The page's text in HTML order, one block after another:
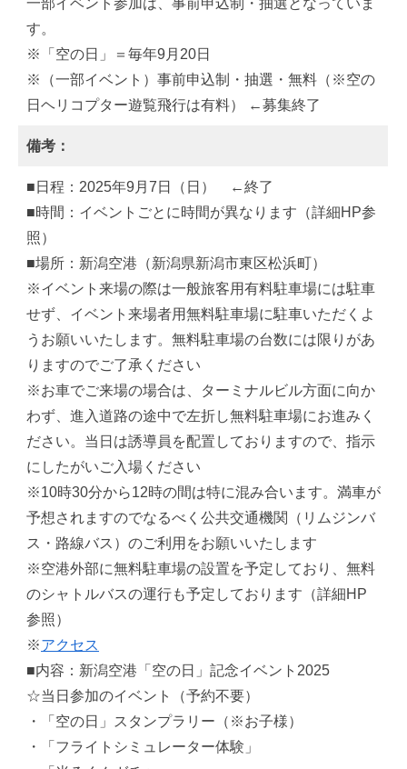
一部イベント参加は、事前申込制・抽選となっていま
す。
※「空の日」＝毎年9月20日
※（一部イベント）事前申込制・抽選・無料（※空の
日ヘリコプター遊覧飛行は有料） ←募集終了
備考：
■日程：2025年9月7日（日） ←終了
■時間：イベントごとに時間が異なります（詳細HP参
照）
■場所：新潟空港（新潟県新潟市東区松浜町）
※イベント来場の際は一般旅客用有料駐車場には駐車
せず、イベント来場者用無料駐車場に駐車いただくよ
うお願いいたします。無料駐車場の台数には限りがあ
りますのでご了承ください
※お車でご来場の場合は、ターミナルビル方面に向か
わず、進入道路の途中で左折し無料駐車場にお進みく
ださい。当日は誘導員を配置しておりますので、指示
にしたがいご入場ください
※10時30分から12時の間は特に混み合います。満車が
予想されますのでなるべく公共交通機関（リムジンバ
ス・路線バス）のご利用をお願いいたします
※空港外部に無料駐車場の設置を予定しており、無料
のシャトルバスの運行も予定しております（詳細HP
参照）
※アクセス
■内容：新潟空港「空の日」記念イベント2025
☆当日参加のイベント（予約不要）
・「空の日」スタンプラリー（※お子様）
・「フライトシミュレーター体験」